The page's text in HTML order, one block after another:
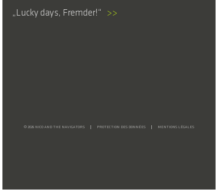
Lucky days, Fremder! >>
© 2026 NICO AND THE NAVIGATORS PROTECTION DES DONNÉES MENTIONS LÉGALES